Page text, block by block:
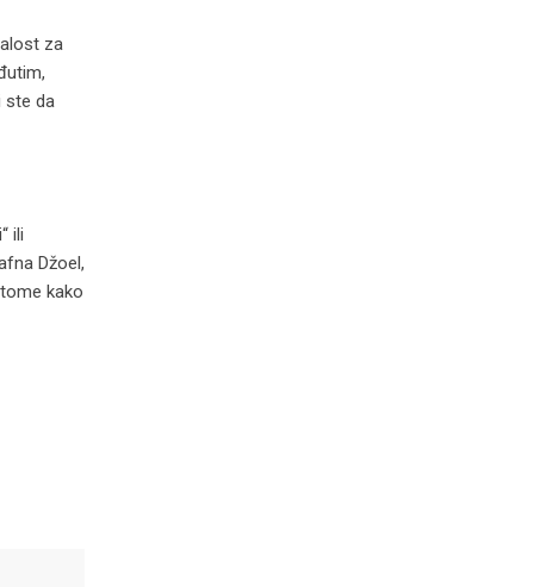
za
ste da
ili
Džoel,
kako